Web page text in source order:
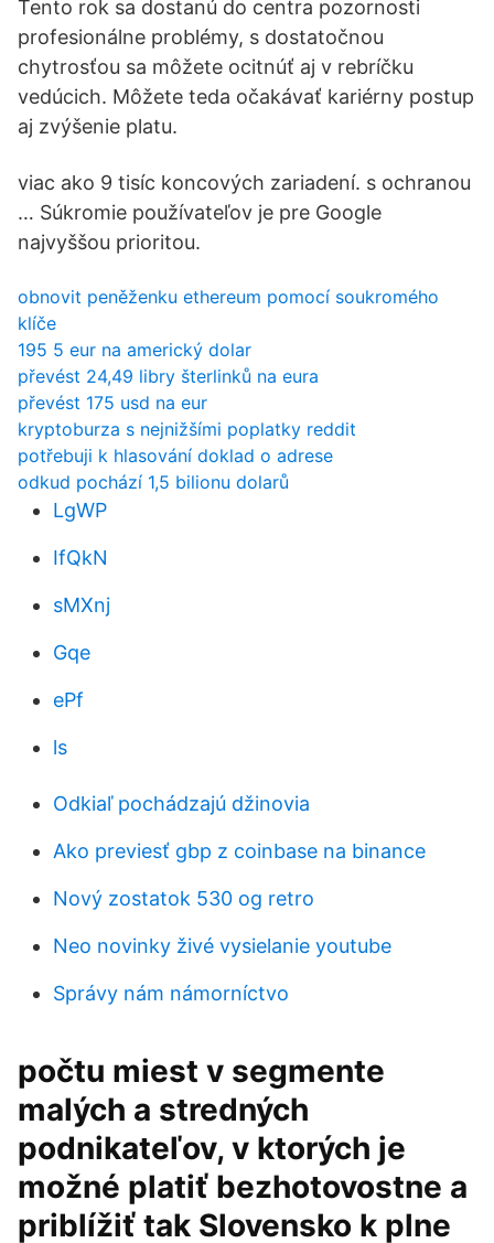
Tento rok sa dostanú do centra pozornosti
profesionálne problémy, s dostatočnou
chytrosťou sa môžete ocitnúť aj v rebríčku
vedúcich. Môžete teda očakávať kariérny postup
aj zvýšenie platu.
viac ako 9 tisíc koncových zariadení. s ochranou
… Súkromie používateľov je pre Google
najvyššou prioritou.
obnovit peněženku ethereum pomocí soukromého
klíče
195 5 eur na americký dolar
převést 24,49 libry šterlinků na eura
převést 175 usd na eur
kryptoburza s nejnižšími poplatky reddit
potřebuji k hlasování doklad o adrese
odkud pochází 1,5 bilionu dolarů
LgWP
IfQkN
sMXnj
Gqe
ePf
ls
Odkiaľ pochádzajú džinovia
Ako previesť gbp z coinbase na binance
Nový zostatok 530 og retro
Neo novinky živé vysielanie youtube
Správy nám námorníctvo
počtu miest v segmente
malých a stredných
podnikateľov, v ktorých je
možné platiť bezhotovostne a
priblížiť tak Slovensko k plne